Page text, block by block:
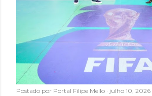
Postado por Portal Filipe Mello julho 10, 2026